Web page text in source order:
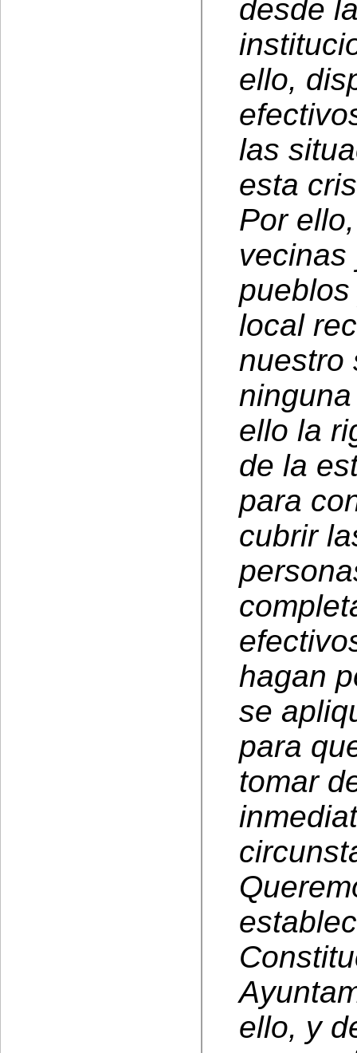
desde
ello,
las
esta
Por
vecinas
local
nuestro
ello la
de la
para
cubrir
hagan
se
para
tomar
ello, y